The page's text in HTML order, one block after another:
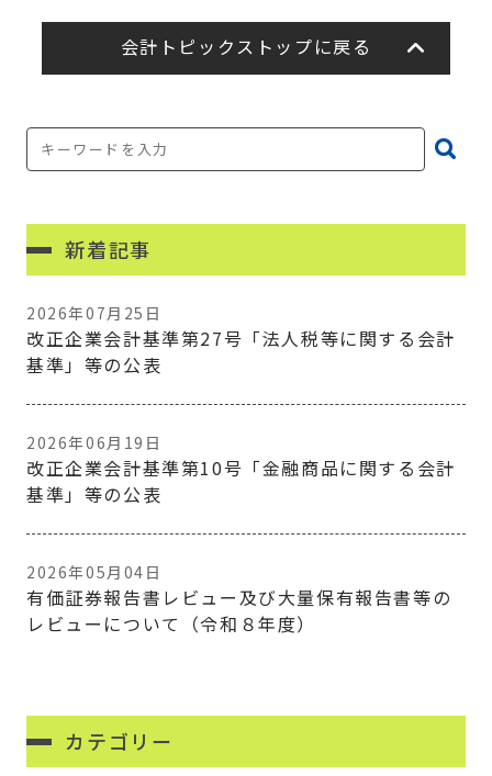
会計トピックストップに戻る
新着記事
2026年07月25日
改正企業会計基準第27号「法人税等に関する会計
基準」等の公表
2026年06月19日
改正企業会計基準第10号「金融商品に関する会計
基準」等の公表
2026年05月04日
有価証券報告書レビュー及び大量保有報告書等の
レビューについて（令和８年度）
カテゴリー